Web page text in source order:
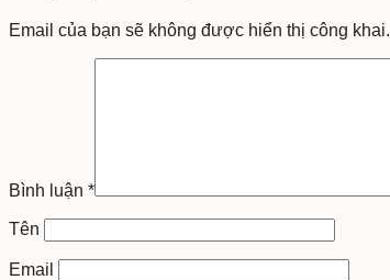
Email của bạn sẽ không được hiển thị công khai.
Bình luận *
Tên
Email